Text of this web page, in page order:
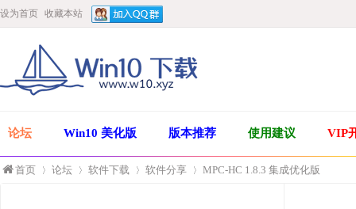
设为首页 收藏本站
论坛 Win10 美化版 版本推荐 使用建议 VIP
首页 论坛 软件下载 软件分享 MPC-HC 1.8.3 集成优化版